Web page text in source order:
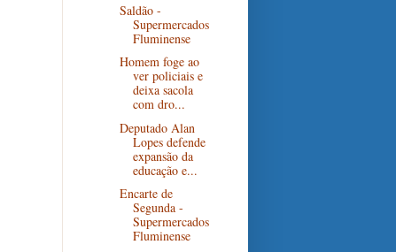
Saldão -
Supermercados
Fluminense
Homem foge ao
ver policiais e
deixa sacola
com dro...
Deputado Alan
Lopes defende
expansão da
educação e...
Encarte de
Segunda -
Supermercados
Fluminense